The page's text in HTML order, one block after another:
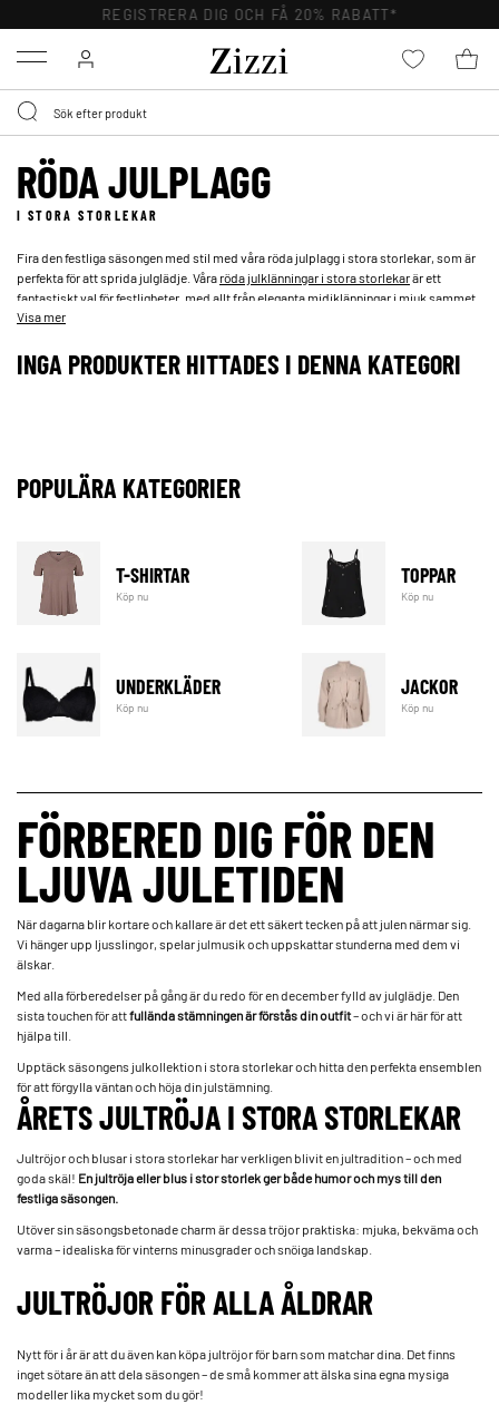
REGISTRERA DIG OCH FÅ 20% RABATT*
Menu
RÖDA JULPLAGG
I STORA STORLEKAR
Fira den festliga säsongen med stil med våra röda julplagg i stora storlekar, som är
perfekta för att sprida julglädje. Våraröda julklänningar i stora storlekarär ett
fantastiskt val för festligheter, med allt från eleganta midiklänningar i mjuk sammet
till festliga cocktailklänningar med glittrande detaljer. Upptäck våra röda plus size-
lekfulla, med juliga tryck och stickade mönster som verkligen fångar den festliga
andan.
Visa mer
INGA PRODUKTER HITTADES I DENNA KATEGORI
POPULÄRA KATEGORIER
T-SHIRTAR
Köp nu
TOPPAR
Köp nu
UNDERKLÄDER
Köp nu
JACKOR
Köp nu
FÖRBERED DIG FÖR DEN
LJUVA JULETIDEN
När dagarna blir kortare och kallare är det ett säkert tecken på att julen närmar sig.
Vi hänger upp ljusslingor, spelar julmusik och uppskattar stunderna med dem vi
älskar.
Med alla förberedelser på gång är du redo för en december fylld av julglädje. Den
sista touchen för attfullända stämningen är förstås din outfit– och vi är här för att
hjälpa till.
Upptäck säsongens julkollektion i stora storlekar och hitta den perfekta ensemblen
för att förgylla väntan och höja din julstämning.
ÅRETS JULTRÖJA I STORA STORLEKAR
Jultröjor och blusar i stora storlekar har verkligen blivit en jultradition – och med
goda skäl! En jultröja eller blus i stor storlek ger både humor och mys till den
festliga säsongen.
Utöver sin säsongsbetonade charm är dessa tröjor praktiska: mjuka, bekväma och
varma – idealiska för vinterns minusgrader och snöiga landskap.
JULTRÖJOR FÖR ALLA ÅLDRAR
Nytt för i år är att du även kan köpa jultröjor för barn som matchar dina. Det finns
inget sötare än att dela säsongen – de små kommer att älska sina egna mysiga
modeller lika mycket som du gör!